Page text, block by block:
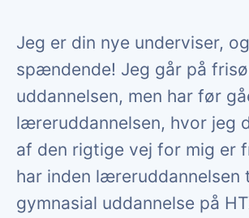
Jeg er din nye underviser,
spændende! Jeg går på
uddannelsen, men har før
læreruddannelsen, hvor jeg
af den rigtige vej for mig er
har inden læreruddannelsen
gymnasial uddannelse på